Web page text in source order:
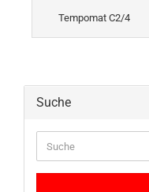
Tempomat C2/4
Suche